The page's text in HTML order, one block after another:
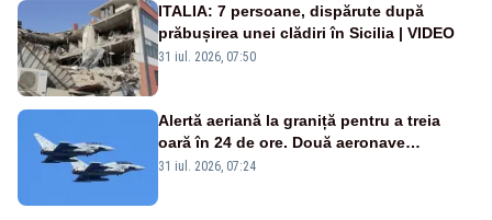
ITALIA: 7 persoane, dispărute după
prăbușirea unei clădiri în Sicilia | VIDEO
31 iul. 2026, 07:50
Alertă aeriană la graniță pentru a treia
oară în 24 de ore. Două aeronave
Eurofighter britanice au fost ridicate de la
31 iul. 2026, 07:24